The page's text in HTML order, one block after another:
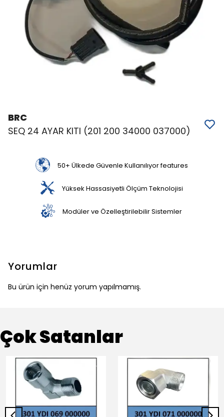
BRC
SEQ 24 AYAR KITI (201 200 34000 037000)
50+ Ülkede Güvenle Kullanılıyor features
Yüksek Hassasiyetli Ölçüm Teknolojisi
Modüler ve Özelleştirilebilir Sistemler
Yorumlar
Bu ürün için henüz yorum yapılmamış.
Çok Satanlar